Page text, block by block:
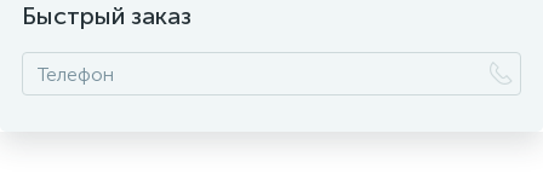
Быстрый заказ